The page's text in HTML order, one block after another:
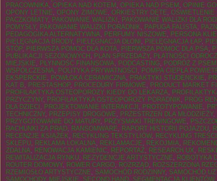
PRACOWNIKA, OPIEKA NAD KOTEM , OPIEKA NAD PSEM , OPINIE
OPONY LETNIE, OPONY ZIMOWE, ORKIESTRY DĘTE, OŚWIETLENIE
PACZKOMATY, PAKOWANIE WALIZKI , PAKOWANIE WALIZKI DLA
POMYSŁY, PAKOWANIE WALIZKI PORADNIK, PAPUGA FALISTA,
PEDAGOGIKA ALTERNATYWNA, PERFUMY NISZOWE, PERSONA
PIELĘGNACJA BRODY, PIELĘGNACJA DŁONI , PIELĘGNACJA ŁAP,
STÓP, PIERWSZA POMOC DLA KOTA, PIERWSZA POMOC DLA PSA,
PUBLIKACJI SEZONOWYCH , PLAN SPRZEDAŻY, PŁATNOŚCI
MIEJSKIE, PŁYNNOŚĆ FINANSOWA, PODCASTING, PODRÓŻ Z
WSPÓŁCZESNA, POLITYKA PRYWATNOŚCI , POMPA CIEPŁA
EKSPERCKIE, POWŁOKA CERAMICZNA, PRAKTYKI STUDENCKIE,
KAT B, PRESTASHOP, PROCEDURY FIRMOWE, PRODUCT MARKET
PROFILAKTYKA OSTEOPOROZY KIEDY DO LEKARZA,
PRZYCZYNY, PROFILAKTYKA OSTEOPOROZY PORADNIK, PRÓG
DLA DZIECI , PROJEKTOWANIE INTERAKCJI , PROTOTYPOWANIE,
TECHNICZNY, PRZEPISY DROGOWE, PRZESTRZEŃ DLA MŁODZIEŻY,
PRZYGOTOWANIE DO MATURY, PRZYSMAKI TRENINGOWE,
RACHUNKI ZA PRĄD, RANSOMWARE, RAPORT HISTORII POJAZDU,
RECENZJE KSIĄŻEK, RECYKLING TEKSTYLIÓW, RECYKLING TREŚCI
SKLEPU, REKLAMA LOKALNA, REKLAMACJE, RĘKOJMIA,
ZDALNA, RENOWACJA KAMIENIC, REPORTAŻ, RESEARCH UX,
REWITALIZACJA RYNKU, REZYDENCJE ARTYSTYCZNE, ROBOTYKA
ROUTER DOMOWY, ROWER CARGO, ROZRZĄD, ROZSZERZONA
RZEMIOSŁO ARTYSTYCZNE, SAMOCHÓD RODZINNY, SAMOCHÓD
SAMOCHODY MIEJSKIE, SECOND HAND, SEGMENTACJA KLIENTÓW